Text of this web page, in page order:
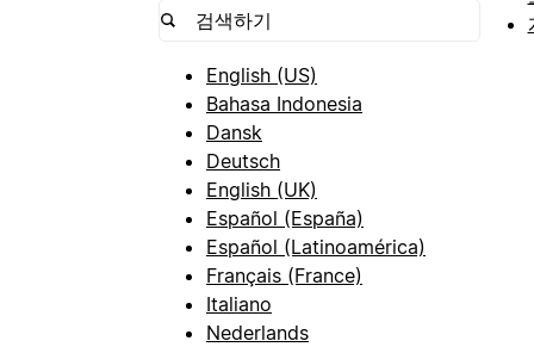
English (US)
Bahasa Indonesia
Dansk
Deutsch
English (UK)
Español (España)
Español (Latinoamérica)
Français (France)
Italiano
Nederlands